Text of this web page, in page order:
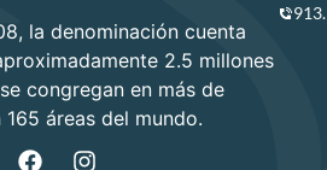
la denominación cuenta
2.5 millones
congregan en más de
áreas del mundo.